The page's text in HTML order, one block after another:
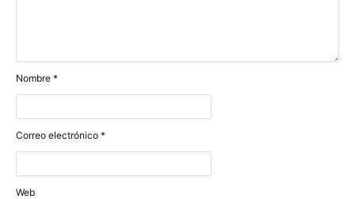
Nombre *
Correo electrónico *
Web